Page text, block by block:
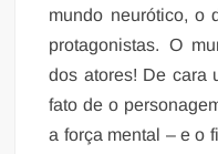
mundo neurótico, o
protagonistas. O
dos atores! De cara
fato de o
a força mental – e o